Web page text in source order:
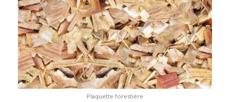
Plaquette forestière